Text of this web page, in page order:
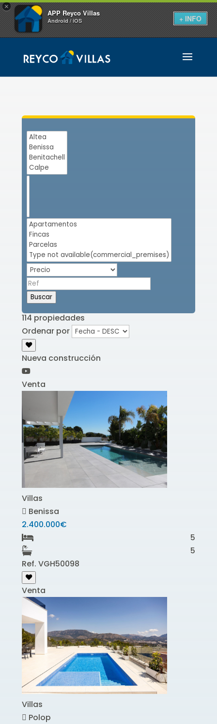
×
APP Reyco Villas
Android / iOS + INFO
Buscar
114 propiedades
Ordenar por
Nueva construcción
Venta
Villas
Benissa
2.400.000€
5
5
Ref. VGH50098
Venta
Villas
Polop